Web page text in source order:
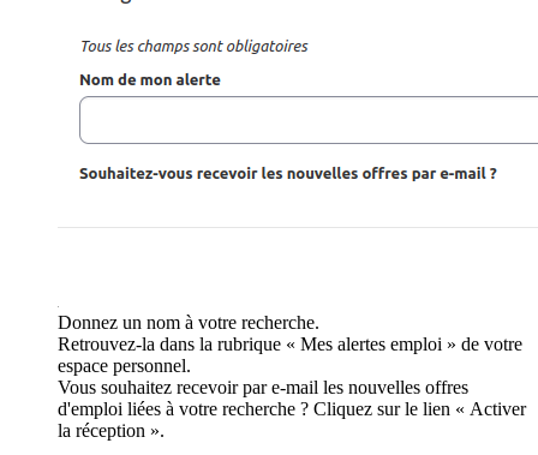
Donnez un nom à votre recherche.
Retrouvez-la dans la rubrique « Mes alertes emploi » de votre
espace personnel.
Vous souhaitez recevoir par e-mail les nouvelles offres
d'emploi liées à votre recherche ? Cliquez sur le lien « Activer
la réception ».